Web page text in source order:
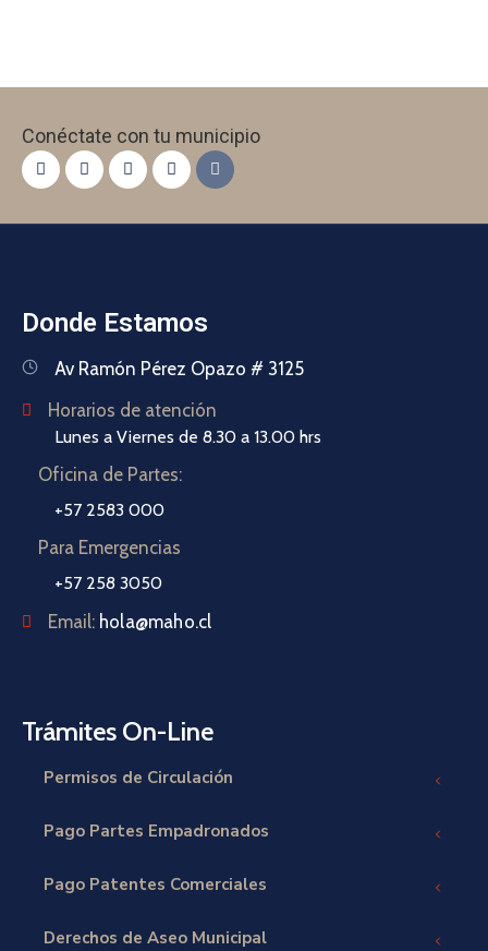
Conéctate con tu municipio
Donde Estamos
Av Ramón Pérez Opazo # 3125
Horarios de atención
Lunes a Viernes de 8.30 a 13.00 hrs
Oficina de Partes:
+57 2583 000
Para Emergencias
+57 258 3050
Email: hola@maho.cl
Trámites On-Line
Permisos de Circulación
Pago Partes Empadronados
Pago Patentes Comerciales
Derechos de Aseo Municipal